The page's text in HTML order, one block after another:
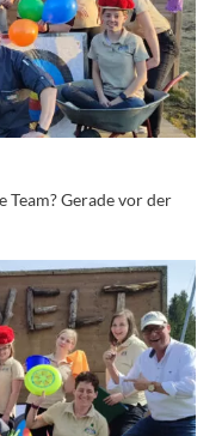
Team? Gerade vor der